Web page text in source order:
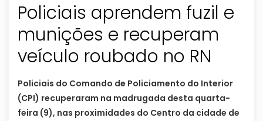
Policiais aprendem fuzil e
munições e recuperam
veículo roubado no RN
Policiais do Comando de Policiamento do Interior
(CPI) recuperaram na madrugada desta quarta-
feira (9), nas proximidades do Centro da cidade de